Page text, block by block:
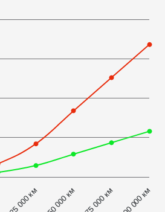
25 000 км 50 000 км 75 000 км 100 000 км